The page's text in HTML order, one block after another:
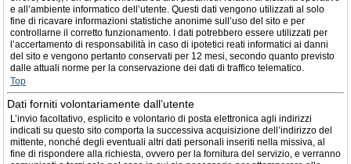
e all’ambiente informatico dell’utente. Questi dati vengono utilizzati al solo
fine di ricavare informazioni statistiche anonime sull’uso del sito e per
controllarne il corretto funzionamento. I dati potrebbero essere utilizzati per
l’accertamento di responsabilità in caso di ipotetici reati informatici ai danni
del sito e vengono pertanto conservati per 12 mesi, secondo quanto previsto
dalle attuali norme per la conservazione dei dati di traffico telematico.
Top
Dati forniti volontariamente dall’utente
L’invio facoltativo, esplicito e volontario di posta elettronica agli indirizzi
indicati su questo sito comporta la successiva acquisizione dell’indirizzo del
mittente, nonché degli eventuali altri dati personali inseriti nella missiva, al
fine di rispondere alla richiesta, ovvero per la fornitura del servizio, e verranno